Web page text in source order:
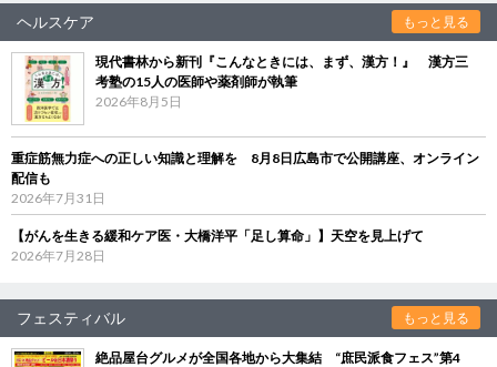
ヘルスケア もっと見る
現代書林から新刊『こんなときには、まず、漢方！』 漢方三
考塾の15人の医師や薬剤師が執筆
2026年8月5日
重症筋無力症への正しい知識と理解を 8月8日広島市で公開講座、オンライン
配信も
2026年7月31日
【がんを生きる緩和ケア医・大橋洋平「足し算命」】天空を見上げて
2026年7月28日
フェスティバル もっと見る
絶品屋台グルメが全国各地から大集結 “庶民派食フェス”第4